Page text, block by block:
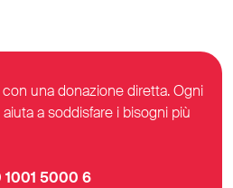
una donazione diretta. Ogni
a soddisfare i bisogni più
5000 6